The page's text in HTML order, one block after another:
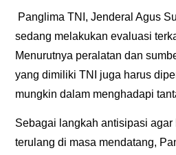
Panglima TNI, Jenderal Agus
sedang melakukan evaluasi
Menurutnya peralatan dan
yang dimiliki TNI juga harus
mungkin dalam menghadapi
Sebagai langkah antisipasi
terulang di masa mendatang,